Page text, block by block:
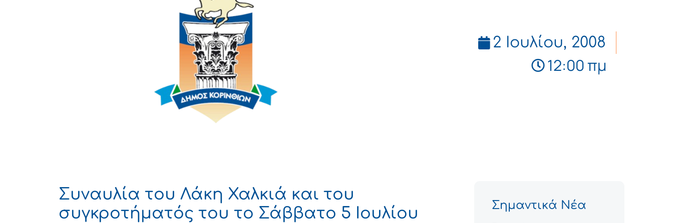
2 Ιουλίου, 2008
12:00 πμ
Συναυλία του Λάκη Χαλκιά και του
συγκροτήματός του το Σάββατο 5 Ιουλίου
Σημαντικά Νέα